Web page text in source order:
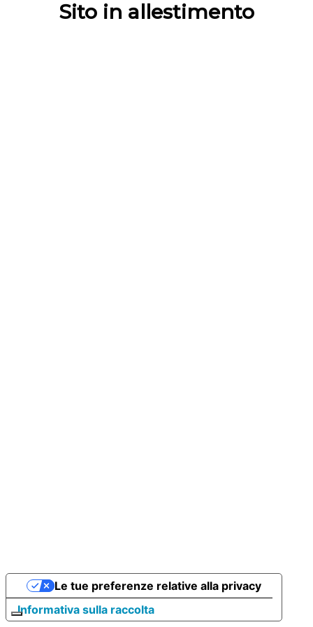
Sito in allestimento
Informativa sulla raccolta
Le tue preferenze relative alla privacy